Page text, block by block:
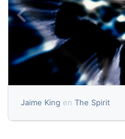
Jaime King en The Spirit